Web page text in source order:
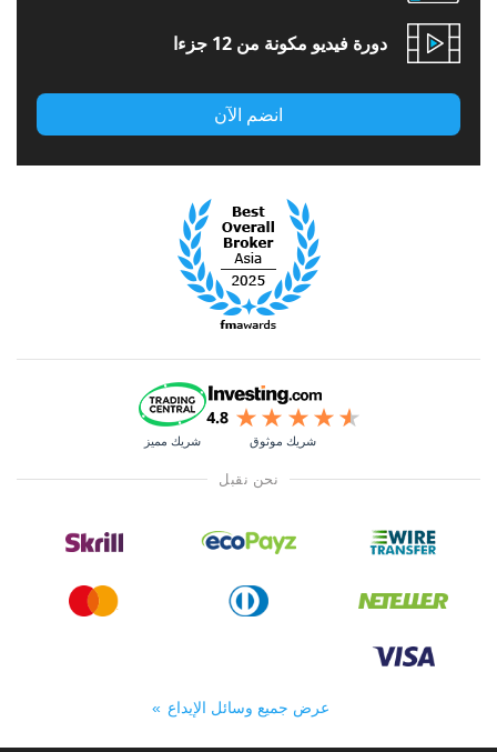
دورة فيديو مكونة من 12 جزءا
انضم الآن
شريك موثوق شريك مميز
نحن نقبل
عرض جميع وسائل الإيداع